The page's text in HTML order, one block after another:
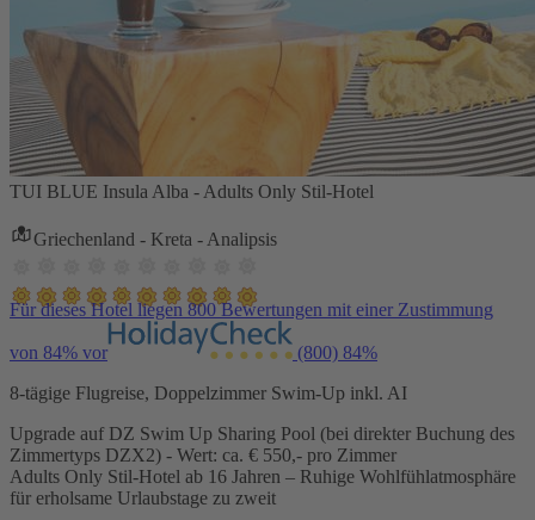
TUI BLUE Insula Alba - Adults Only Stil-Hotel
Griechenland - Kreta - Analipsis
Für dieses Hotel liegen 800 Bewertungen mit einer Zustimmung
von 84% vor (800) 84%
8-tägige Flugreise, Doppelzimmer Swim-Up inkl. AI
Upgrade auf DZ Swim Up Sharing Pool (bei direkter Buchung des
Zimmertyps DZX2) - Wert: ca. € 550,- pro Zimmer
Adults Only Stil-Hotel ab 16 Jahren – Ruhige Wohlfühlatmosphäre
für erholsame Urlaubstage zu zweit